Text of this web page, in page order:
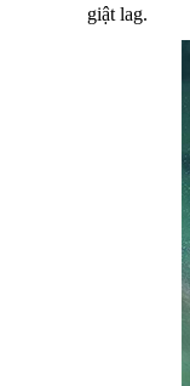
giật lag.